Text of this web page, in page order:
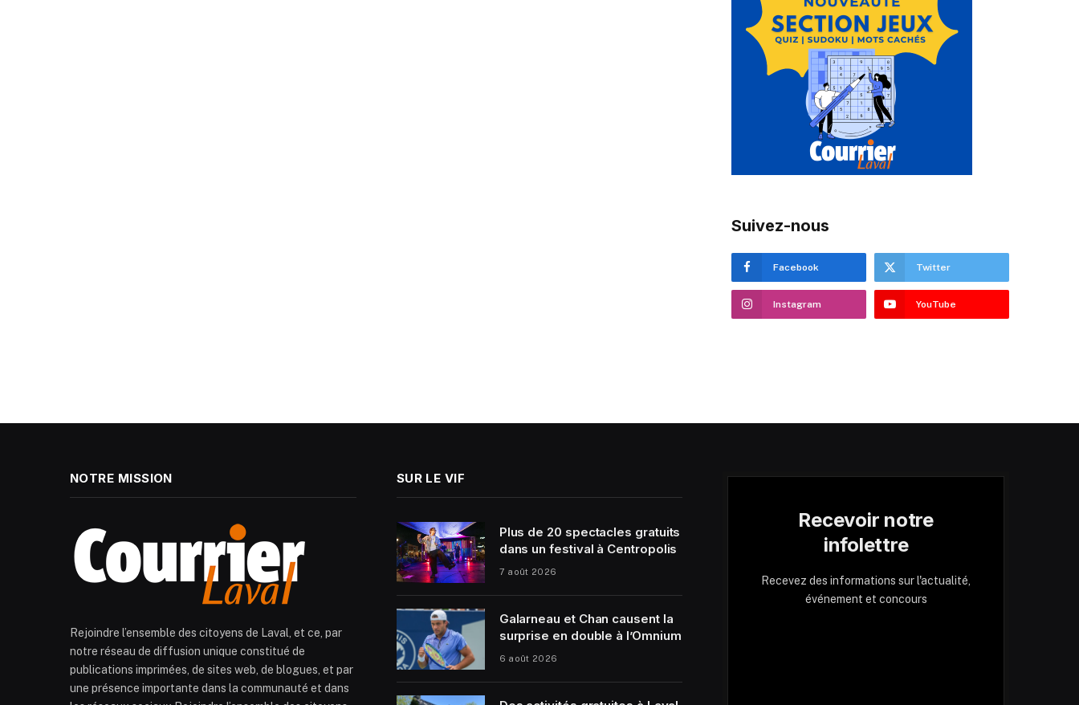
Suivez-nous
Facebook Twitter
Instagram YouTube
NOTRE MISSION
Rejoindre l’ensemble des citoyens de Laval, et ce, par
notre réseau de diffusion unique constitué de
publications imprimées, de sites web, de blogues, et par
une présence importante dans la communauté et dans
SUR LE VIF
Plus de 20 spectacles gratuits
dans un festival à Centropolis
7 août 2026
Galarneau et Chan causent la
surprise en double à l’Omnium
6 août 2026
Recevoir notre
infolettre
Recevez des informations sur l'actualité,
événement et concours